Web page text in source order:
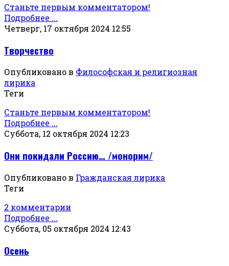
Станьте первым комментатором!
Подробнее ...
Четверг, 17 октября 2024 12:55
Творчество
Опубликовано в Философская и религиозная
лирика
Теги
Станьте первым комментатором!
Подробнее ...
Суббота, 12 октября 2024 12:23
Они покидали Россию… /монорим/
Опубликовано в Гражданская лирика
Теги
2 комментарии
Подробнее ...
Суббота, 05 октября 2024 12:43
Осень